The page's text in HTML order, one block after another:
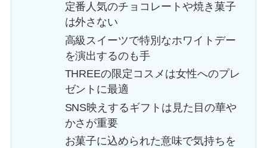
定番人気のチョコレートや焼き菓子
は外さない
高級スイーツで特別なホワイトデー
を演出するのも手
THREEの限定コスメは女性へのプレ
ゼントに最適
SNS映えするギフトは見た目の華や
かさが重要
お菓子に込められた意味で気持ちを